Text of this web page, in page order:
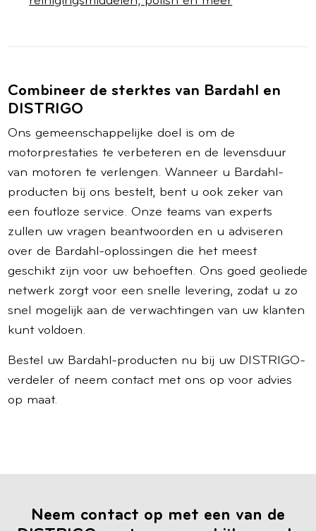
Combineer de sterktes van Bardahl en
DISTRIGO
Ons gemeenschappelijke doel is om de
motorprestaties te verbeteren en de levensduur
van motoren te verlengen. Wanneer u Bardahl-
producten bij ons bestelt, bent u ook zeker van
een foutloze service. Onze teams van experts
zullen uw vragen beantwoorden en u adviseren
over de Bardahl-oplossingen die het meest
geschikt zijn voor uw behoeften. Ons goed geoliede
netwerk zorgt voor een snelle levering, zodat u zo
snel mogelijk aan de verwachtingen van uw klanten
kunt voldoen.
Bestel uw Bardahl-producten nu bij uw DISTRIGO-
verdeler of neem contact met ons op voor advies
op maat.
Neem contact op met een van de